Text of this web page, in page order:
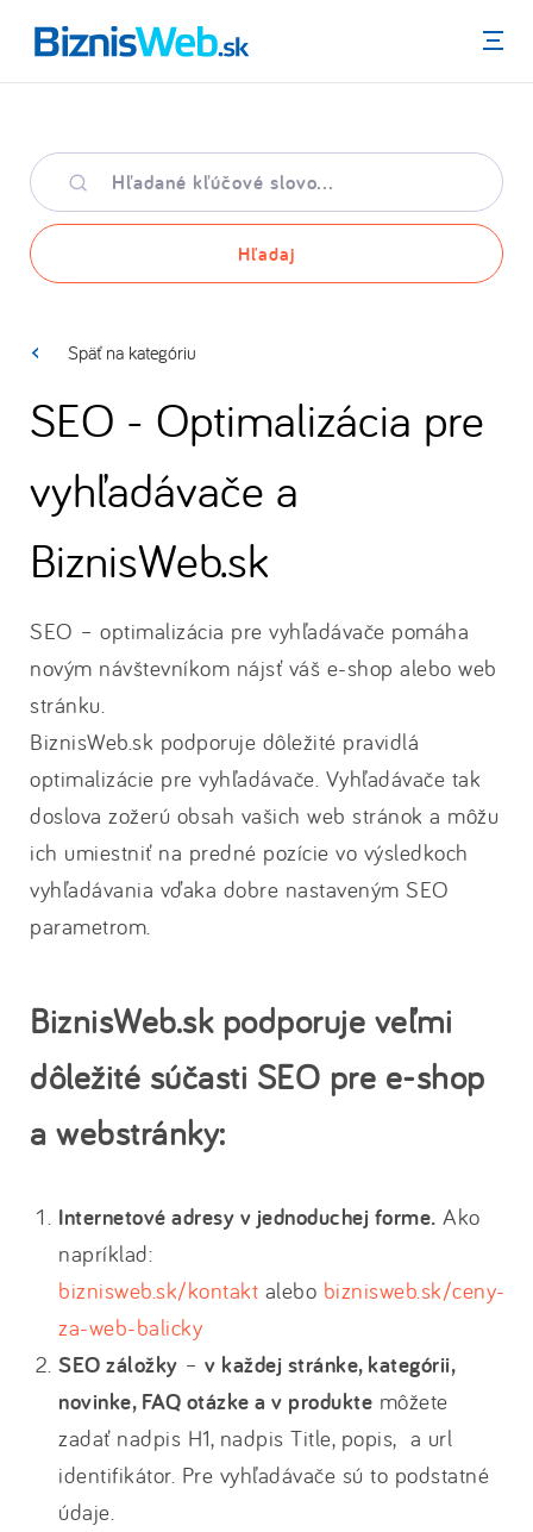
Menu
Hľadané
kľúčové
slovo
Hľadaj
Späť na kategóriu
SEO - Optimalizácia pre
vyhľadávače a
BiznisWeb.sk
SEO – optimalizácia pre vyhľadávače pomáha
novým návštevníkom nájsť váš e-shop alebo web
stránku.
BiznisWeb.sk podporuje dôležité pravidlá
optimalizácie pre vyhľadávače. Vyhľadávače tak
doslova zožerú obsah vašich web stránok a môžu
ich umiestniť na predné pozície vo výsledkoch
vyhľadávania vďaka dobre nastaveným SEO
parametrom.
BiznisWeb.sk podporuje veľmi
dôležité súčasti SEO pre e-shop
a webstránky:
Internetové adresy v jednoduchej forme. Ako
napríklad:
biznisweb.sk/kontakt alebo biznisweb.sk/ceny-
za-web-balicky
SEO záložky – v každej stránke, kategórii,
novinke, FAQ otázke a v produkte môžete
zadať nadpis H1, nadpis Title, popis, a url
identifikátor. Pre vyhľadávače sú to podstatné
údaje.